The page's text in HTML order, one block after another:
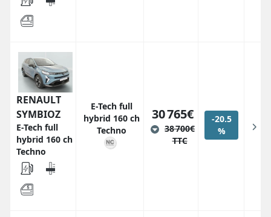
RENAULT
SYMBIOZ
E-Tech full
hybrid 160 ch
Techno
E-Tech full
hybrid 160 ch
Techno
30 765€
38 700€
TTC
-20.5
%